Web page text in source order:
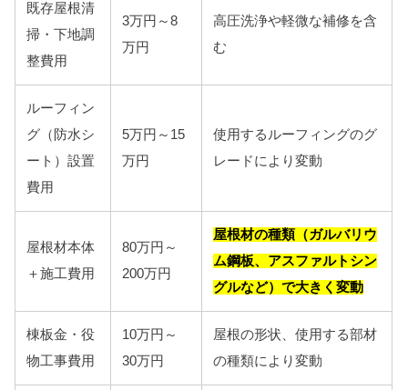
既存屋根清
掃・下地調
整費用
3万円～8
万円
高圧洗浄や軽微な補修を含
む
ルーフィン
グ（防水シ
ート）設置
費用
5万円～15
万円
使用するルーフィングのグ
レードにより変動
屋根材本体
＋施工費用
80万円～
200万円
屋根材の種類（ガルバリウ
ム鋼板、アスファルトシン
グルなど）で大きく変動
棟板金・役
物工事費用
10万円～
30万円
屋根の形状、使用する部材
の種類により変動